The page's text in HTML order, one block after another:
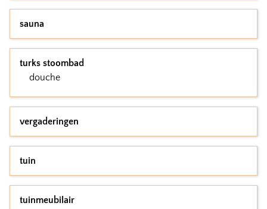
sauna
turks stoombad
douche
vergaderingen
tuin
tuinmeubilair